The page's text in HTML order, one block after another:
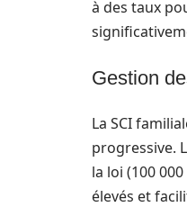
à des taux
Gestion
La SCI
progressive.
la loi (100
élevés et